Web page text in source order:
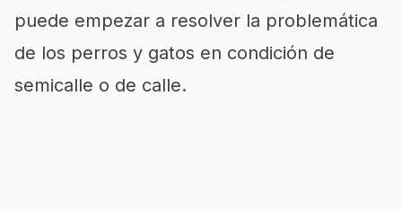
puede empezar a resolver la problemática
de los perros y gatos en condición de
semicalle o de calle.